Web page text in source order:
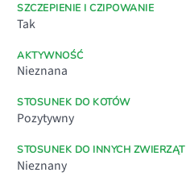
SZCZEPIENIE I CZIPOWANIE
Tak
AKTYWNOŚĆ
Nieznana
STOSUNEK DO KOTÓW
Pozytywny
STOSUNEK DO INNYCH ZWIERZĄT
Nieznany